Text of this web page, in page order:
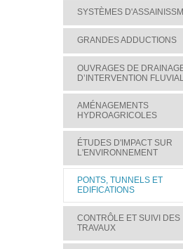
SYSTÈMES
GRANDES ADDUCTIONS
OUVRAGES DE
D’INTERVENTION
AMÉNAGEMENTS
HYDROAGRICOLES
ÉTUDES D'IMPACT SUR
L'ENVIRONNEMENT
PONTS, TUNNELS ET
EDIFICATIONS
CONTRÔLE ET SUIVI DES
TRAVAUX